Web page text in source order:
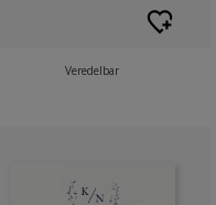
Veredelbar